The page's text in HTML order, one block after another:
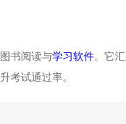
书阅读与学习软件。它
考试通过率。